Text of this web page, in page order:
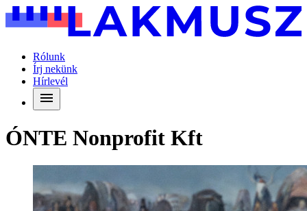
Rólunk
Írj nekünk
Hírlevél
ÓNTE Nonprofit Kft